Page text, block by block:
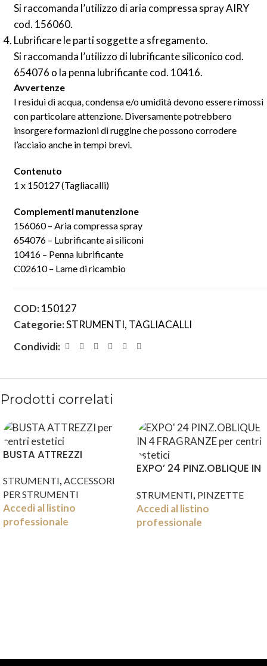
Si raccomanda l’utilizzo di aria compressa spray AIRY
cod. 156060.
Lubrificare le parti soggette a sfregamento.
Si raccomanda l’utilizzo di lubrificante siliconico cod.
654076 o la penna lubrificante cod. 10416.
Avvertenze
I residui di acqua, condensa e/o umidità devono essere rimossi
con particolare attenzione. Diversamente potrebbero
insorgere formazioni di ruggine che possono corrodere
l’acciaio anche in tempi brevi.
Contenuto
1 x 150127 (Tagliacalli)
Complementi manutenzione
156060 – Aria compressa spray
654076 – Lubrificante ai siliconi
10416 – Penna lubrificante
C02610 – Lame di ricambio
COD:150127
Categorie:STRUMENTI, TAGLIACALLI
Condividi:
Prodotti correlati
BUSTA ATTREZZI
STRUMENTI, ACCESSORI
PER STRUMENTI
Accedi al listino
professionale
EXPO’ 24 PINZ.OBLIQUE IN
STRUMENTI, PINZETTE
Accedi al listino
professionale